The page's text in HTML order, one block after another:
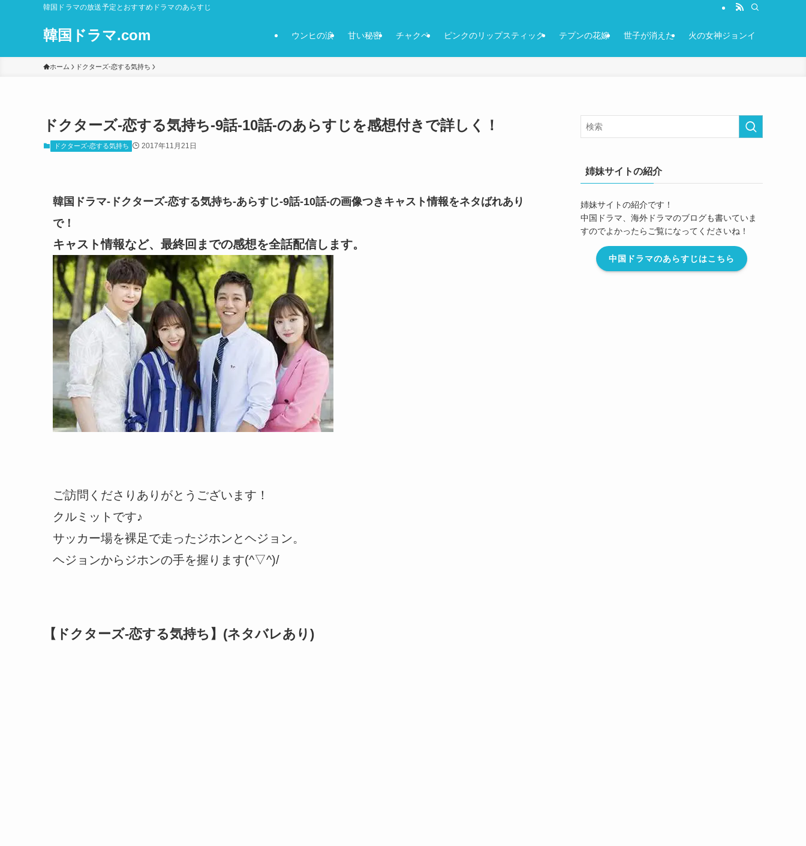
韓国ドラマの放送予定とおすすめドラマのあらすじ
韓国ドラマ.com ウンヒの涙 甘い秘密 チャクペ ピンクのリップスティック テプンの花嫁 世子が消えた 火の女神ジョンイ
ホーム ドクターズ-恋する気持ち
ドクターズ-恋する気持ち-9話-10話-のあらすじを感想付きで詳しく！
ドクターズ-恋する気持ち 2017年11月21日
韓国ドラマ-ドクターズ-恋する気持ち-あらすじ-9話-10話-の画像つきキャスト情報をネタばれあり
で！
キャスト情報など、最終回までの感想を全話配信します。
ご訪問くださりありがとうございます！
クルミットです♪
サッカー場を裸足で走ったジホンとヘジョン。
ヘジョンからジホンの手を握ります(^▽^)/
【ドクターズ-恋する気持ち】(ネタバレあり)
姉妹サイトの紹介
姉妹サイトの紹介です！
中国ドラマ、海外ドラマのブログも書いていま
すのでよかったらご覧になってくださいね！
中国ドラマのあらすじはこちら